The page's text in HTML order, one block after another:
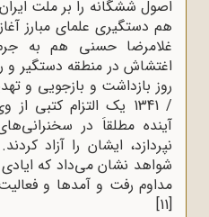
اصول ششگانه را بر ملت
هم دستگیرى علماى مبارز
غلامرضا حسنی هم به
اغتشاش در منطقه دستگیر و
/ 1341 یک التزام کتبى
آینده مطلقاَ در
نپردازد، ایشان را آزاد
شواهد نشان مى‌داد که
مداوم رفت و آمدها و
[11]